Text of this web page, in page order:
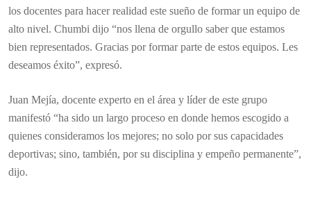
los docentes para hacer realidad este sueño de formar un equipo de
alto nivel. Chumbi dijo “nos llena de orgullo saber que estamos
bien representados. Gracias por formar parte de estos equipos. Les
deseamos éxito”, expresó.
Juan Mejía, docente experto en el área y líder de este grupo
manifestó “ha sido un largo proceso en donde hemos escogido a
quienes consideramos los mejores; no solo por sus capacidades
deportivas; sino, también, por su disciplina y empeño permanente”,
dijo.